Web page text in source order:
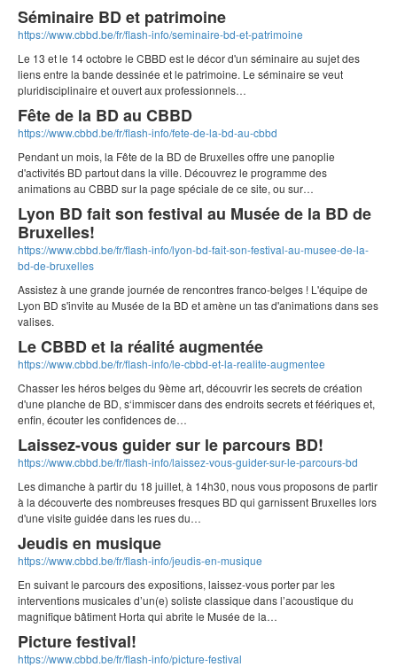
Séminaire BD et patrimoine
https://www.cbbd.be/fr/flash-info/seminaire-bd-et-patrimoine
Le 13 et le 14 octobre le CBBD est le décor d'un séminaire au sujet des
liens entre la bande dessinée et le patrimoine. Le séminaire se veut
pluridisciplinaire et ouvert aux professionnels…
Fête de la BD au CBBD
https://www.cbbd.be/fr/flash-info/fete-de-la-bd-au-cbbd
Pendant un mois, la Fête de la BD de Bruxelles offre une panoplie
d'activités BD partout dans la ville. Découvrez le programme des
animations au CBBD sur la page spéciale de ce site, ou sur…
Lyon BD fait son festival au Musée de la BD de
Bruxelles!
https://www.cbbd.be/fr/flash-info/lyon-bd-fait-son-festival-au-musee-de-la-
bd-de-bruxelles
Assistez à une grande journée de rencontres franco-belges ! L'équipe de
Lyon BD s'invite au Musée de la BD et amène un tas d'animations dans ses
valises.
Le CBBD et la réalité augmentée
https://www.cbbd.be/fr/flash-info/le-cbbd-et-la-realite-augmentee
Chasser les héros belges du 9ème art, découvrir les secrets de création
d'une planche de BD, s‘immiscer dans des endroits secrets et féériques et,
enfin, écouter les confidences de…
Laissez-vous guider sur le parcours BD!
https://www.cbbd.be/fr/flash-info/laissez-vous-guider-sur-le-parcours-bd
Les dimanche à partir du 18 juillet, à 14h30, nous vous proposons de partir
à la découverte des nombreuses fresques BD qui garnissent Bruxelles lors
d'une visite guidée dans les rues du…
Jeudis en musique
https://www.cbbd.be/fr/flash-info/jeudis-en-musique
En suivant le parcours des expositions, laissez-vous porter par les
interventions musicales d’un(e) soliste classique dans l’acoustique du
magnifique bâtiment Horta qui abrite le Musée de la…
Picture festival!
https://www.cbbd.be/fr/flash-info/picture-festival